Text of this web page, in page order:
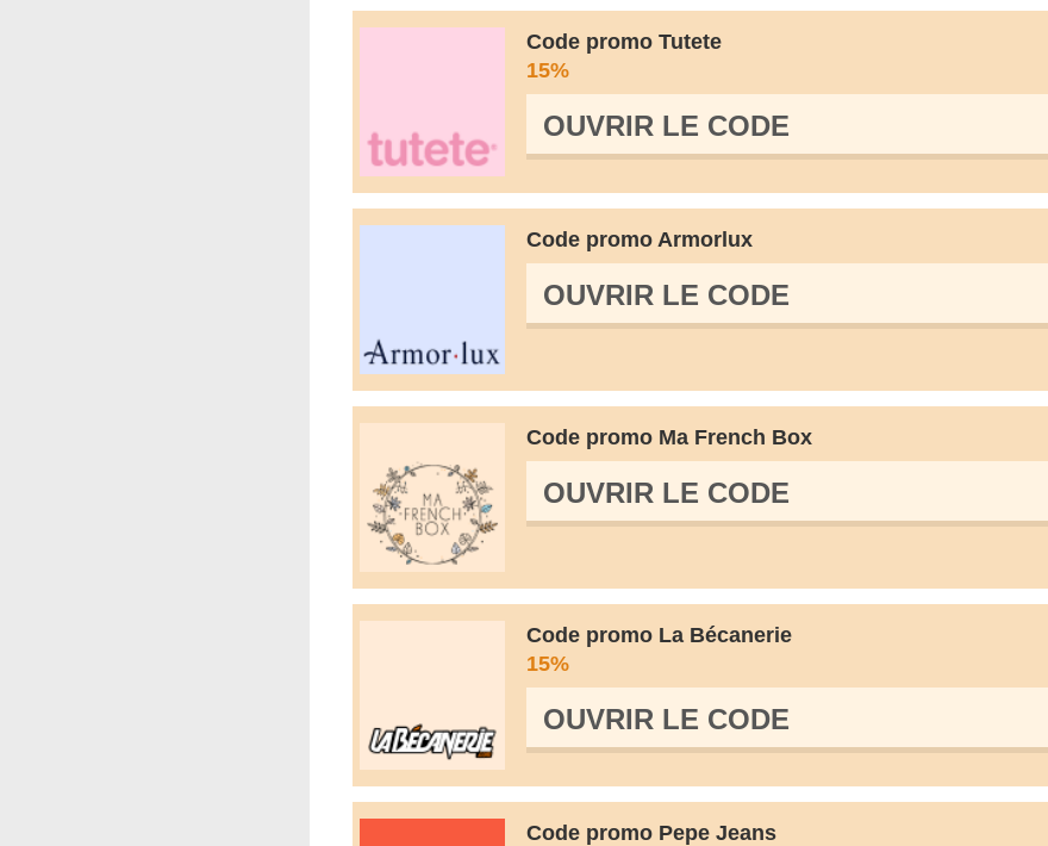
Code promo Tutete
15%
OUVRIR LE СODE
Code promo Armorlux
OUVRIR LE СODE
Code promo Ma French Box
OUVRIR LE СODE
Code promo La Bécanerie
15%
OUVRIR LE СODE
Code promo Pepe Jeans